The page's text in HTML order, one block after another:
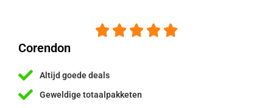
    
Corendon
Altijd goede deals
Geweldige totaalpakketen